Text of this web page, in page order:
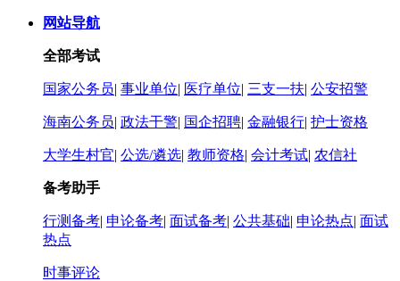
网站导航
全部考试
国家公务员| 事业单位| 医疗单位| 三支一扶| 公安招警
海南公务员| 政法干警| 国企招聘| 金融银行| 护士资格
大学生村官| 公选/遴选| 教师资格| 会计考试| 农信社
备考助手
行测备考| 申论备考| 面试备考| 公共基础| 申论热点| 面试
热点
时事评论